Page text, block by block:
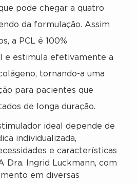
pode chegar a quatro
da formulação. Assim
a PCL é 100%
e estimula efetivamente a
tornando-a uma
para pacientes que
de longa duração.
ideal depende de
individualizada,
e características
Dra. Ingrid Luckmann, com
em diversas